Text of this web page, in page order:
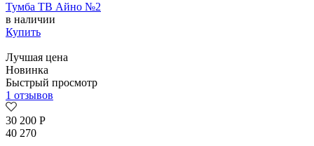
Тумба ТВ Айно №2
в наличии
Купить
Лучшая цена
Новинка
Быстрый просмотр
1 отзывов
30 200 Р
40 270